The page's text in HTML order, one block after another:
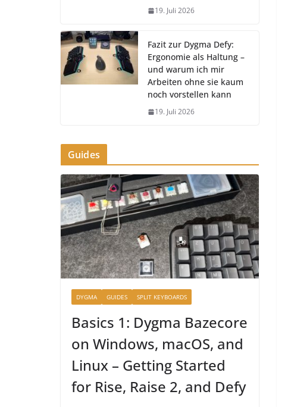
19. Juli 2026
Fazit zur Dygma Defy:
Ergonomie als Haltung –
und warum ich mir
Arbeiten ohne sie kaum
noch vorstellen kann
19. Juli 2026
Guides
DYGMA GUIDES SPLIT KEYBOARDS
Basics 1: Dygma Bazecore
on Windows, macOS, and
Linux – Getting Started
for Rise, Raise 2, and Defy